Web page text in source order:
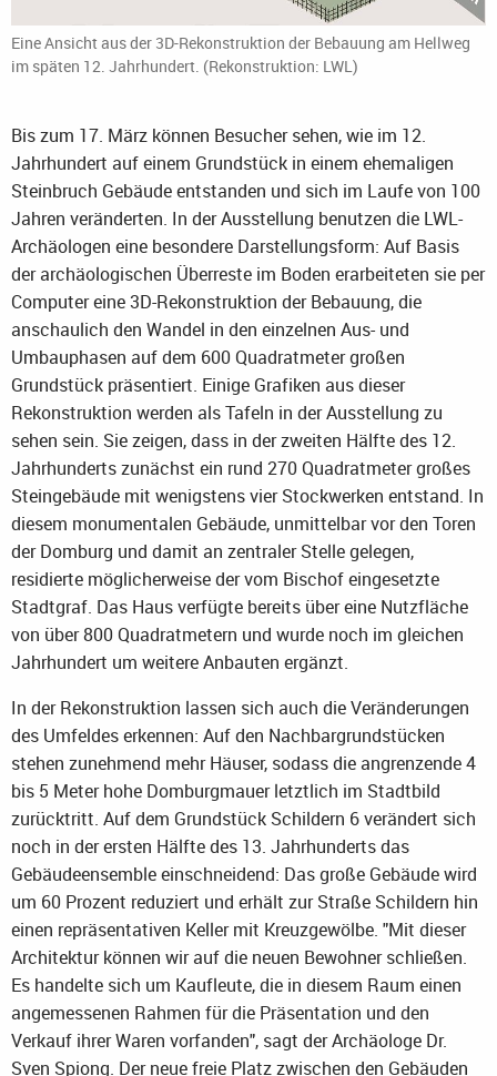
Eine Ansicht aus der 3D-Rekonstruktion der Bebauung am Hellweg
im späten 12. Jahrhundert. (Rekonstruktion: LWL)
Bis zum 17. März können Besucher sehen, wie im 12.
Jahrhundert auf einem Grundstück in einem ehemaligen
Steinbruch Gebäude entstanden und sich im Laufe von 100
Jahren veränderten. In der Ausstellung benutzen die LWL-
Archäologen eine besondere Darstellungsform: Auf Basis
der archäologischen Überreste im Boden erarbeiteten sie per
Computer eine 3D-Rekonstruktion der Bebauung, die
anschaulich den Wandel in den einzelnen Aus- und
Umbauphasen auf dem 600 Quadratmeter großen
Grundstück präsentiert. Einige Grafiken aus dieser
Rekonstruktion werden als Tafeln in der Ausstellung zu
sehen sein. Sie zeigen, dass in der zweiten Hälfte des 12.
Jahrhunderts zunächst ein rund 270 Quadratmeter großes
Steingebäude mit wenigstens vier Stockwerken entstand. In
diesem monumentalen Gebäude, unmittelbar vor den Toren
der Domburg und damit an zentraler Stelle gelegen,
residierte möglicherweise der vom Bischof eingesetzte
Stadtgraf. Das Haus verfügte bereits über eine Nutzfläche
von über 800 Quadratmetern und wurde noch im gleichen
Jahrhundert um weitere Anbauten ergänzt.
In der Rekonstruktion lassen sich auch die Veränderungen
des Umfeldes erkennen: Auf den Nachbargrundstücken
stehen zunehmend mehr Häuser, sodass die angrenzende 4
bis 5 Meter hohe Domburgmauer letztlich im Stadtbild
zurücktritt. Auf dem Grundstück Schildern 6 verändert sich
noch in der ersten Hälfte des 13. Jahrhunderts das
Gebäudeensemble einschneidend: Das große Gebäude wird
um 60 Prozent reduziert und erhält zur Straße Schildern hin
einen repräsentativen Keller mit Kreuzgewölbe. "Mit dieser
Architektur können wir auf die neuen Bewohner schließen.
Es handelte sich um Kaufleute, die in diesem Raum einen
angemessenen Rahmen für die Präsentation und den
Verkauf ihrer Waren vorfanden", sagt der Archäologe Dr.
Sven Spiong. Der neue freie Platz zwischen den Gebäuden